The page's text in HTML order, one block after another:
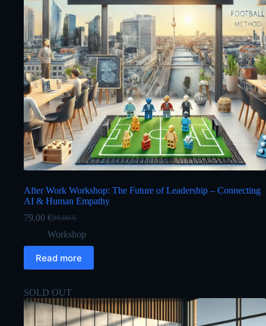
After Work Workshop: The Future of Leadership – Connecting
AI & Human Empathy
99,00€
Original
price
was:
99,00 €.
79,00 €Current
price
is:
79,00 €.
Workshop
Read more
SOLD OUT